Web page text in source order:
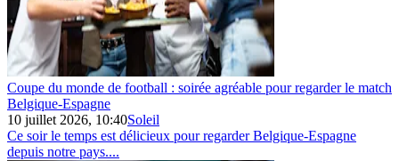
Coupe du monde de football : soirée agréable pour regarder le match
Belgique‑Espagne
10 juillet 2026, 10:40Soleil
Ce soir le temps est délicieux pour regarder Belgique-Espagne
depuis notre pays....